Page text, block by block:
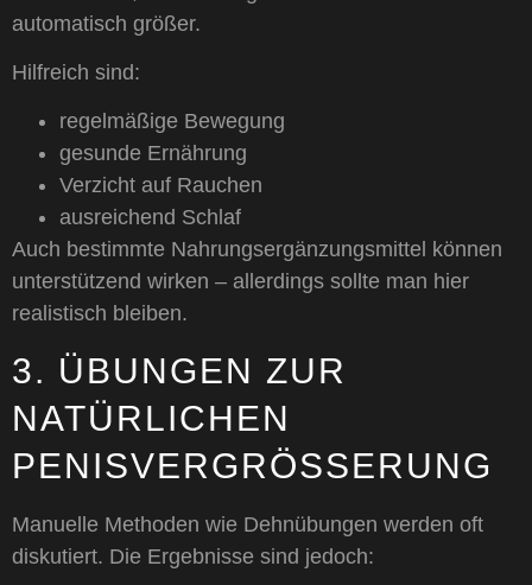
automatisch größer.
Hilfreich sind:
regelmäßige Bewegung
gesunde Ernährung
Verzicht auf Rauchen
ausreichend Schlaf
Auch bestimmte Nahrungsergänzungsmittel können
unterstützend wirken – allerdings sollte man hier
realistisch bleiben.
3. ÜBUNGEN ZUR
NATÜRLICHEN
PENISVERGRÖSSERUNG
Manuelle Methoden wie Dehnübungen werden oft
diskutiert. Die Ergebnisse sind jedoch: